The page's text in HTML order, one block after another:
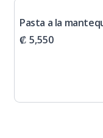
Pasta a la
₡ 5,550